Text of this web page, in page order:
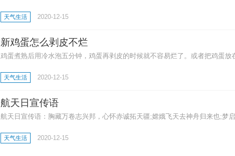
工作，在听到提示音之后就可以取出食物。
天气生活 2020-12-15
新鸡蛋怎么剥皮不烂
鸡蛋煮熟后用冷水泡五分钟，鸡蛋再剥皮的时候就不容易烂了。或者把鸡蛋放
浅的坑后在放进锅里煮，熟后剥鸡蛋皮，鸡蛋就不会烂了。
天气生活 2020-12-15
航天日宣传语
航天日宣传语：胸藏万卷志兴邦，心怀赤诚拓天疆;嫦娥飞天去神舟归来也;梦
凌云之志;缘定寰宇，铭空天之魂;高精尖，创国际一流;诚信爱，续世纪航天。
天气生活 2020-12-15